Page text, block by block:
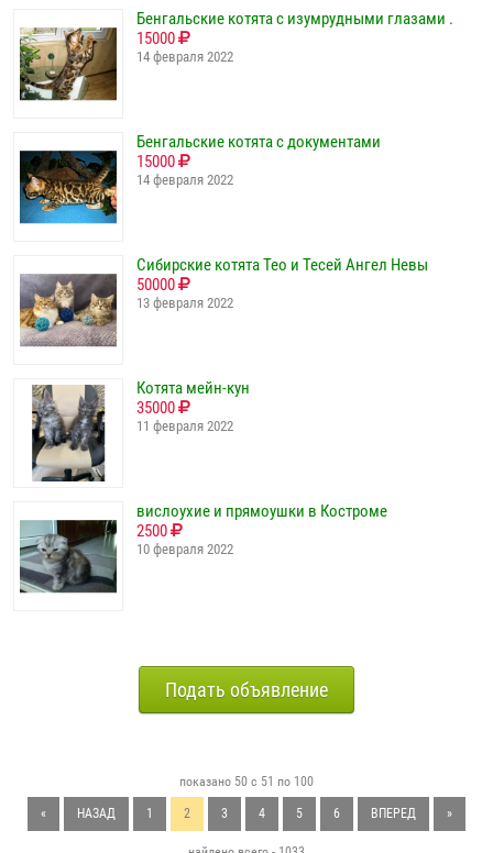
Бенгальские котята с изумрудными глазами .
15000
14 февраля 2022
Бенгальские котята с документами
15000
14 февраля 2022
Сибирские котята Тео и Тесей Ангел Невы
50000
13 февраля 2022
Котята мейн-кун
35000
11 февраля 2022
вислоухие и прямоушки в Костроме
2500
10 февраля 2022
Подать объявление
показано 50 с 51 по 100
« НАЗАД 1 2 3 4 5 6 ВПЕРЕД »